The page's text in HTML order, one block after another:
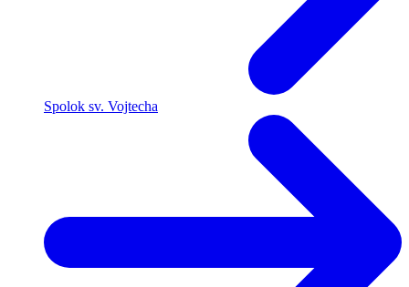
Spolok sv. Vojtecha